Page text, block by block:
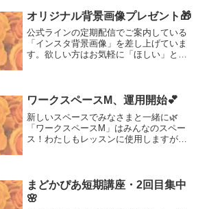
ームページ作成準備シート」を差し上げ
ています📦公式ラインから...
オリジナル背景画像プレゼント🎁
公式ラインの定期配信でご案内している
「インスタ背景画像」を差し上げていま
す。欲しい方はお気軽に「ほしい」と送
ワークスペースM、運用開始💕
新しいスペースでみなさまと一緒に🌿
「ワークスペースM」はみんなのスペー
ス！わたしもレッスンに使用しますが、
した✨小さなプライベートル...
まどかぴあ短期講座・2回目集中
🌸